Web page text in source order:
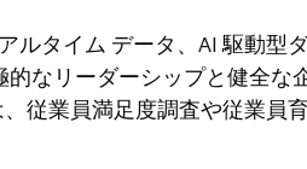
ルタイム データ、AI 駆動型
なリーダーシップと健全
従業員満足度調査や従業員